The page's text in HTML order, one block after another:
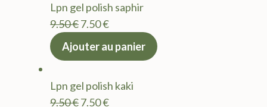
9.50 €.7.50 €.
Lpn gel polish saphir
9.50€Le
prix
9.50 €.
7.50€Le
actuel
7.50 €.
Ajouter au panier
Lpn gel polish kaki
9.50€Le
7.50€Le